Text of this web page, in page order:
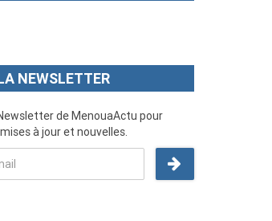
NEWSLETTER
de MenouaActu pour
à jour et nouvelles.